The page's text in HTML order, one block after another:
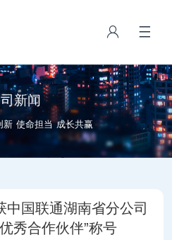
新闻
新 使命担当 成长共赢
国联通湖南省分公司
秀合作伙伴”称号